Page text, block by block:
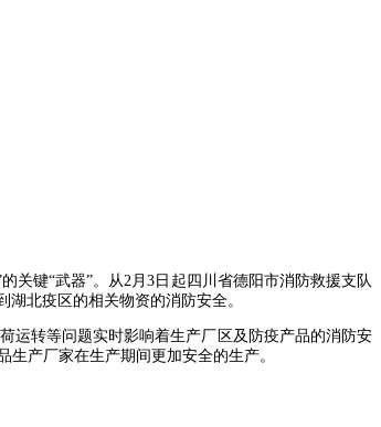
关键“武器”。从2月3日起四川省德阳市消防救援支队
北疫区的相关物资的消防安全。
运转等问题实时影响着生产厂区及防疫产品的消防安
产厂家在生产期间更加安全的生产。